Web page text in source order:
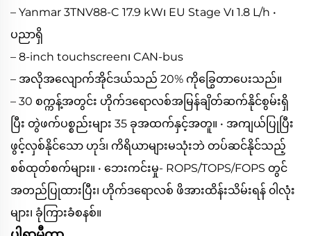
– Yanmar 3TNV88-C 17.9 kW၊ EU Stage V၊ 1.8 L/h •
ပညာရှိ
– 8-inch touchscreen၊ CAN-bus
– အလိုအလျောက်အိုင်ဒယ်သည် 20% ကိုခြွေတာပေးသည်။
– 30 စက္ကန့်အတွင်း ဟိုက်ဒရောလစ်အမြန်ချိတ်ဆက်နိုင်စွမ်းရှိ
ပြီး တွဲဖက်ပစ္စည်းများ 35 ခုအထက်နှင့်အတူ။ • အကျယ်ပြုပြီး
ဖွင့်လှစ်နိုင်သော ဟုဒ်၊ ကိရိယာများမသုံးဘဲ တပ်ဆင်နိုင်သည့်
စစ်ထုတ်စက်များ။ • ဘေးကင်းမှု- ROPS/TOPS/FOPS တွင်
အတည်ပြုထားပြီး၊ ဟိုက်ဒရောလစ် ဖိအားထိန်းသိမ်းရန် ၀ါလုံး
များ၊ ခုံကြားခံစနစ်။